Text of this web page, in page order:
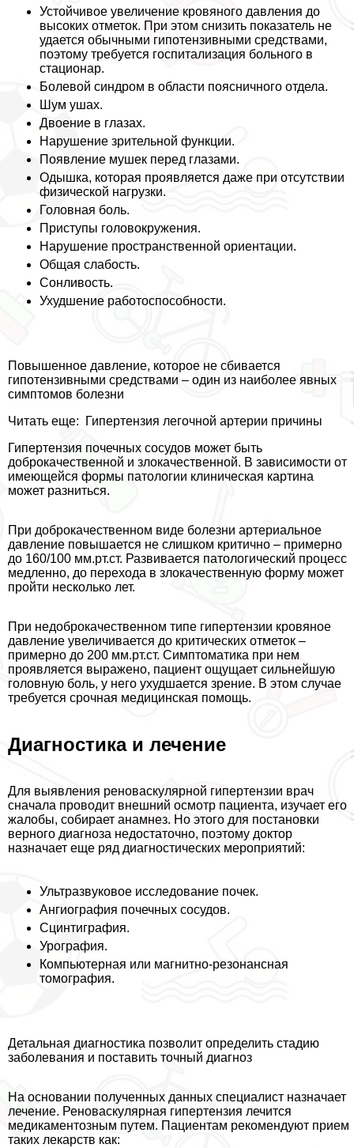
Устойчивое увеличение кровяного давления до
высоких отметок. При этом снизить показатель не
удается обычными гипотензивными средствами,
поэтому требуется госпитализация больного в
стационар.
Болевой синдром в области поясничного отдела.
Шум ушах.
Двоение в глазах.
Нарушение зрительной функции.
Появление мушек перед глазами.
Одышка, которая проявляется даже при отсутствии
физической нагрузки.
Головная боль.
Приступы головокружения.
Нарушение прострaнcтвенной ориентации.
Общая слабость.
Сонливость.
Ухудшение работоспособности.
Повышенное давление, которое не сбивается
гипотензивными средствами – один из наиболее явных
симптомов болезни
Читать еще:
Гипертензия легочной артерии причины
Гипертензия почечных сосудов может быть
доброкачественной и злокачественной. В зависимости от
имеющейся формы патологии клиническая картина
может разниться.
При доброкачественном виде болезни артериальное
давление повышается не слишком критично – примерно
до 160/100 мм.рт.ст. Развивается патологический процесс
медленно, до перехода в злокачественную форму может
пройти несколько лет.
При недоброкачественном типе гипертензии кровяное
давление увеличивается до критических отметок –
примерно до 200 мм.рт.ст. Симптоматика при нем
проявляется выражено, пациент ощущает сильнейшую
головную боль, у него ухудшается зрение. В этом случае
требуется срочная медицинская помощь.
Диагностика и лечение
Для выявления реноваскулярной гипертензии врач
сначала проводит внешний осмотр пациента, изучает его
жалобы, собирает анамнез. Но этого для постановки
верного диагноза недостаточно, поэтому доктор
назначает еще ряд диагностических мероприятий:
Ультразвуковое исследование почек.
Ангиография почечных сосудов.
Сцинтиграфия.
Урография.
Компьютерная или магнитно-резонансная
томография.
Детальная диагностика позволит определить стадию
заболевания и поставить точный диагноз
На основании полученных данных специалист назначает
лечение. Реноваскулярная гипертензия лечится
медикаментозным путем. Пациентам рекомендуют прием
таких лекарств как: